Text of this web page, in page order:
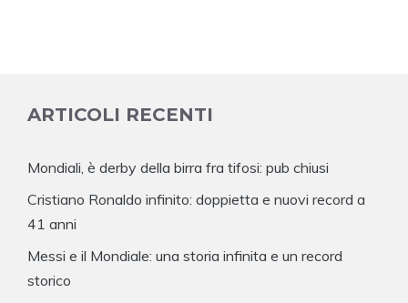
ARTICOLI RECENTI
Mondiali, è derby della birra fra tifosi: pub chiusi
Cristiano Ronaldo infinito: doppietta e nuovi record a
41 anni
Messi e il Mondiale: una storia infinita e un record
storico